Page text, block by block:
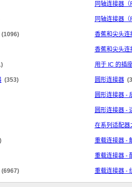
同轴连接器
同轴连接器
(1096) 香蕉和尖头连
香蕉和尖头连
用于 IC 的插
(353) 圆形连接器
圆形连接器 -
圆形连接器 -
在系列适配器
重载连接器 -
重载连接器 -
(6967) 重载连接器 -